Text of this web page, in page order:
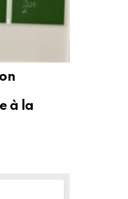
à la